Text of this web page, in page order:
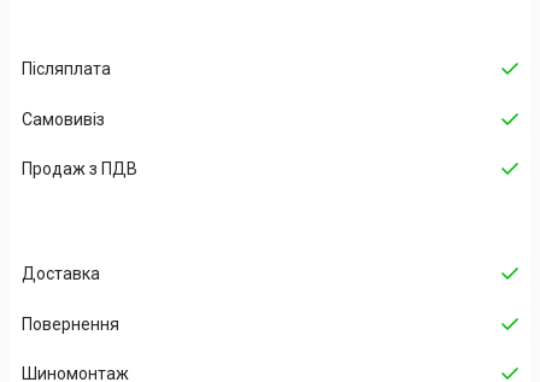
Післяплата
Самовивіз
Продаж з ПДВ
Доставка
Повернення
Шиномонтаж